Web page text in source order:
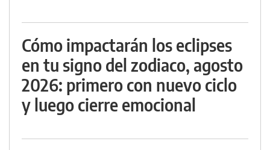
Cómo impactarán los eclipses
en tu signo del zodiaco, agosto
2026: primero con nuevo ciclo
y luego cierre emocional